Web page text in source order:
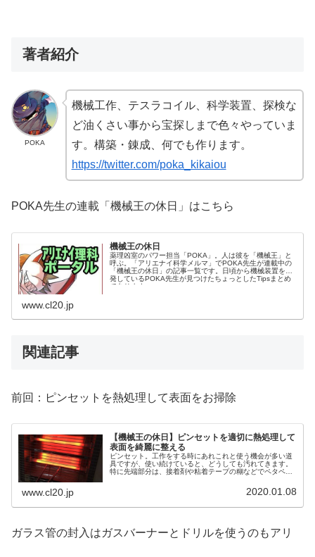
著者紹介
POKA
機械工作、テスラコイル、科学装置、探検な
ど油くさい事から宝探しまで色々やっていま
す。構築・錬成、何でも作ります。
https://twitter.com/poka_kikaiou
POKA先生の連載「機械王の休日」はこちら
機械王の休日
薬理凶室のパワー担当「POKA」。人は彼を「機械王」と
呼ぶ。「アリエナイ科学メルマ」でPOKA先生が連載中の
「機械王の休日」の記事一覧です。日頃から機械装置を開
発しているPOKA先生が見つけたちょっとしたTipsまとめ
であります。
www.cl20.jp
関連記事
前回：ピンセットを熱処理して表面をお掃除
【機械王の休日】ピンセットを適切に熱処理して
表面を綺麗に整える
ピンセット。工作をする時にあれこれと使う機会が多い道
具ですが、使い続けていると、どうしても汚れてきます。
特に先端部分は、接着剤や粘着テープの糊などでペタペタ
www.cl20.jp 2020.01.08
ガラス管の封入はガスバーナーとドリルを使うのもアリ